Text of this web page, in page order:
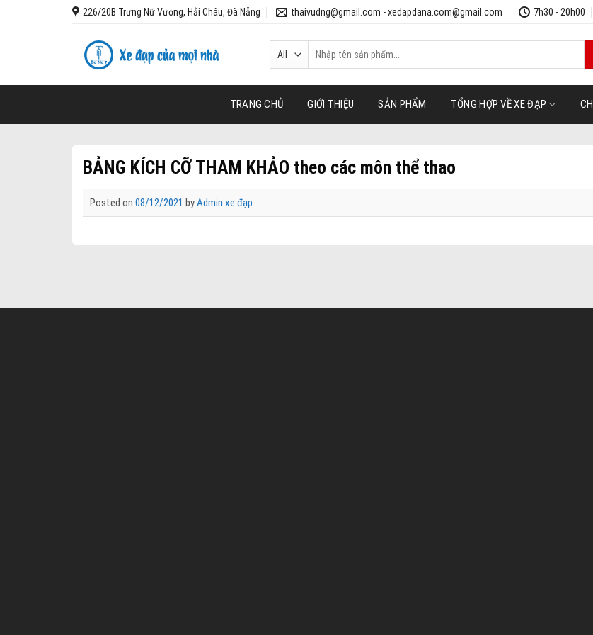
226/20B Trưng Nữ Vương, Hải Châu, Đà Nẵng thaivudng@gmail.com - xedapdana.com@gmail.com 7h30 - 20h00
Tìm
kiếm:
TRANG CHỦ GIỚI THIỆU SẢN PHẨM TỔNG HỢP VỀ XE ĐẠP
BẢNG KÍCH CỠ THAM KHẢO theo các môn thể thao
Posted on 08/12/2021 byAdmin xe đạp